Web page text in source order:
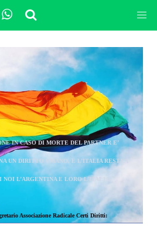
IN CASO DI MORTE DEL PARTNER E’
UN DIRITTO UMANO, E L’ITALIA RESTA A
L’ARGENTINA E LORO L’ITALIA.
Associazione Radicale Certi Diritti: